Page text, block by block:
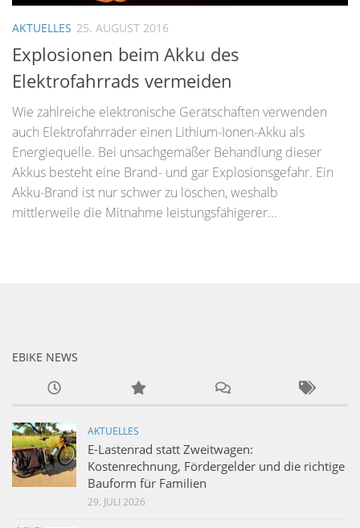
AKTUELLES 25. AUGUST 2016
Explosionen beim Akku des
Elektrofahrrads vermeiden
Wie zahlreiche elektronische Gerätschaften verwenden
auch Elektrofahrräder einen Lithium-Ionen-Akku als
Energiequelle. Bei unsachgemäßer Behandlung dieser
Akkus besteht eine Brand- und gar Explosionsgefahr. Ein
Akku-Brand ist nur schwer zu löschen, weshalb
mittlerweile die Mitnahme leistungsfähigerer...
EBIKE NEWS
AKTUELLES
E-Lastenrad statt Zweitwagen:
Kostenrechnung, Fördergelder und die richtige
Bauform für Familien
29. JULI 2026